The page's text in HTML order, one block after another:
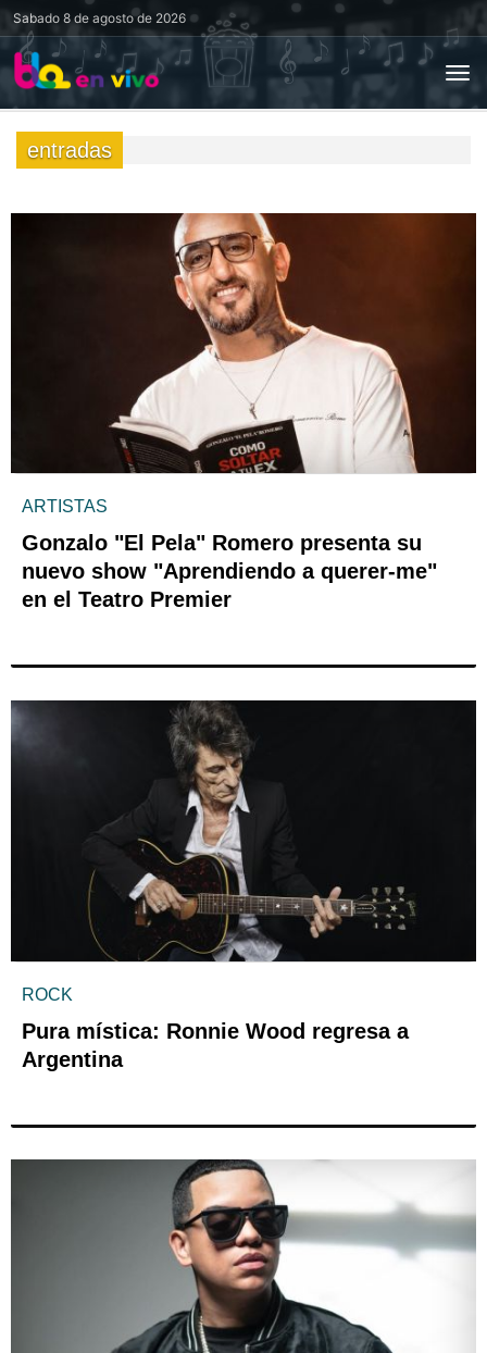
Sabado 8 de agosto de 2026
entradas
ARTISTAS
Gonzalo "El Pela" Romero presenta su
nuevo show "Aprendiendo a querer-me"
en el Teatro Premier
ROCK
Pura mística: Ronnie Wood regresa a
Argentina